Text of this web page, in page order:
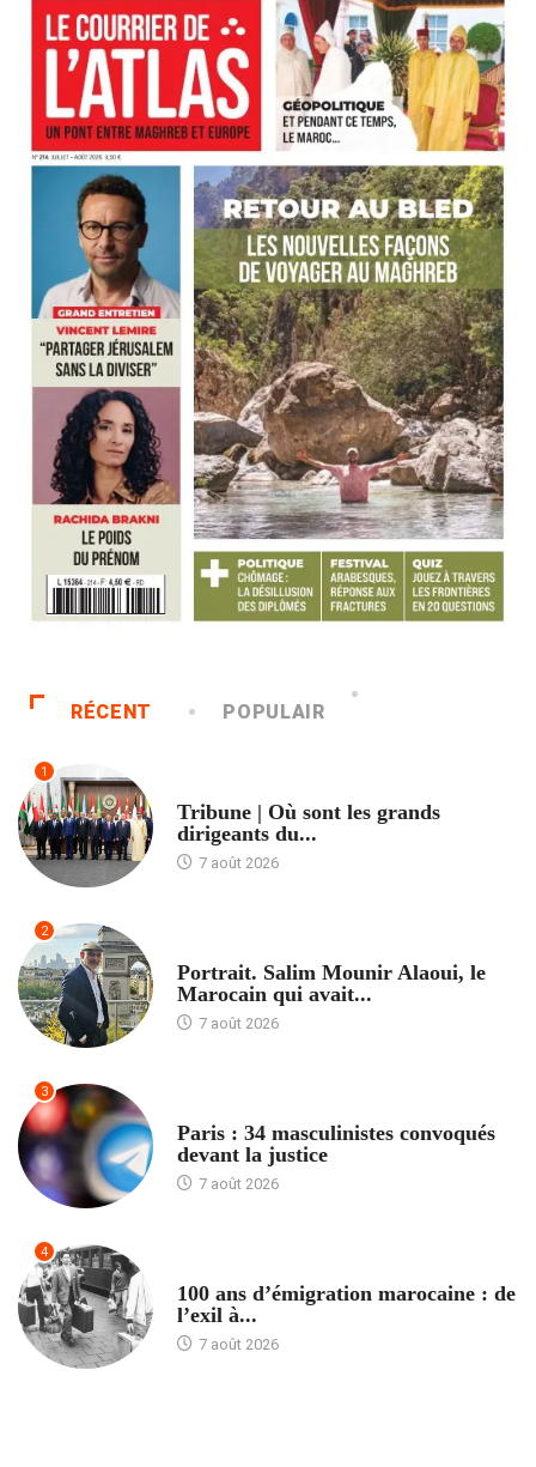
RÉCENT POPULAIR
1
Tribune | Où sont les grands
dirigeants du...
7 août 2026
2
Portrait. Salim Mounir Alaoui, le
Marocain qui avait...
7 août 2026
3
Paris : 34 masculinistes convoqués
devant la justice
7 août 2026
4
100 ans d’émigration marocaine : de
l’exil à...
7 août 2026